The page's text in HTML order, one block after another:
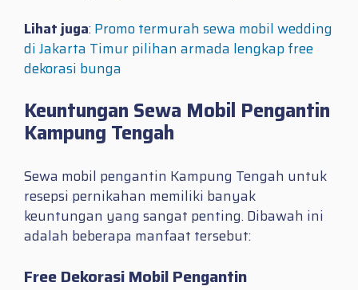
Lihat juga: Promo termurah sewa mobil wedding
di Jakarta Timur pilihan armada lengkap free
dekorasi bunga
Keuntungan Sewa Mobil Pengantin
Kampung Tengah
Sewa mobil pengantin Kampung Tengah untuk
resepsi pernikahan memiliki banyak
keuntungan yang sangat penting. Dibawah ini
adalah beberapa manfaat tersebut:
Free Dekorasi Mobil Pengantin